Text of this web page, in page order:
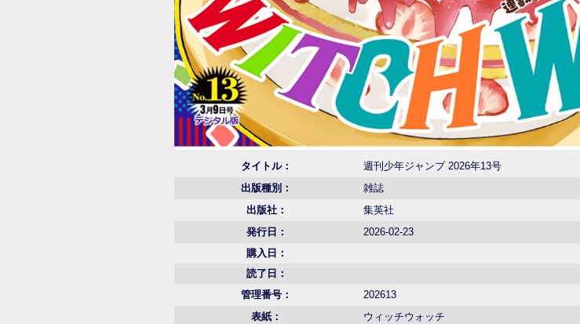
タイトル：
週刊少年ジャンプ 2026年13号
出版種別：
雑誌
出版社：
集英社
発行日：
2026-02-23
購入日：
読了日：
管理番号：
202613
表紙：
ウィッチウォッチ